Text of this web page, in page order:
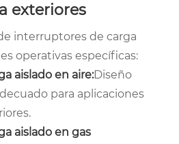
exteriores
interruptores de carga
operativas específicas:
aislado en aire:Diseño
para aplicaciones
aislado en gas